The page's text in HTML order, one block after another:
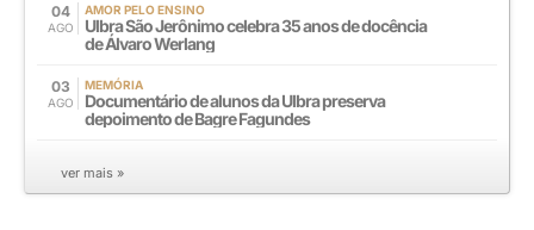
04
AGO
AMOR PELO ENSINO
Ulbra São Jerônimo celebra 35 anos de docência
de Álvaro Werlang
03
AGO
MEMÓRIA
Documentário de alunos da Ulbra preserva
depoimento de Bagre Fagundes
ver mais »